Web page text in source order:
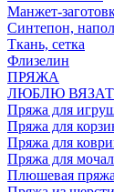
Манжет-
Синтепон,
Ткань, сетка
Флизелин
ПРЯЖА
ЛЮБЛЮ
Пряжа для
Пряжа для
Пряжа для
Пряжа для
Плюшевая